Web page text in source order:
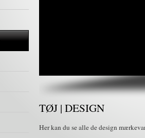
TØJ | DESIGN
Her kan du se alle de design